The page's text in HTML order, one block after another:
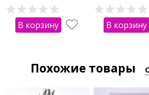
В корзину В корзину
Похожие товары